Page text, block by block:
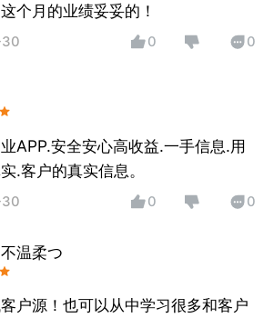
个月的业绩妥妥的！
0 0
APP.安全安心高收益.一手信息.用
.客户的真实信息。
0 0
温柔つ
户源！也可以从中学习很多和客户